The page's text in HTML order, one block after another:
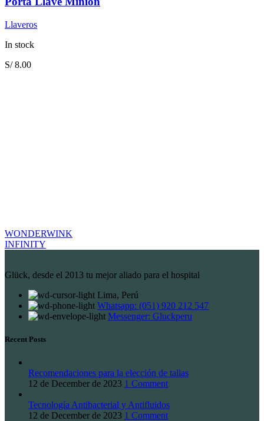
Llaveros
In stock
S/8.00
WONDERWINK
INFINITY
Glück, desde el 2013 tu mejor aliado para el hospital
Lima, Perú
Whatsapp: (051) 920 212 547
Messenger: Gluckperu
Recent Posts
Recomendaciones para la elección de tallas
12 de December de 2023 1 Comment
Tecnología Antibacterial y Antifluidos
12 de December de 2023 1 Comment